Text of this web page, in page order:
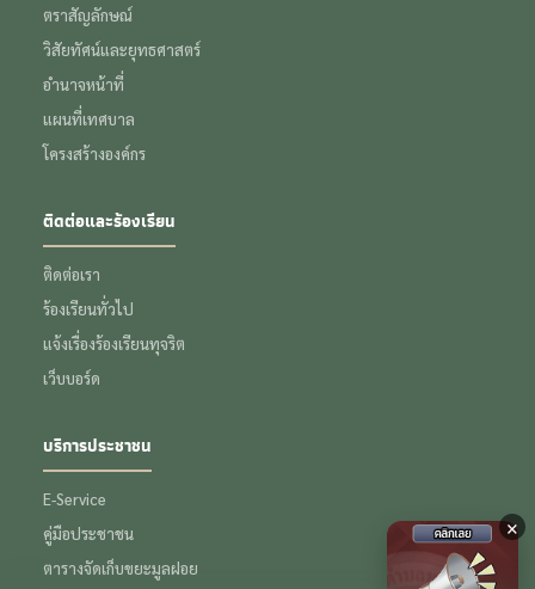
ตราสัญลักษณ์
วิสัยทัศน์และยุทธศาสตร์
อำนาจหน้าที่
แผนที่เทศบาล
โครงสร้างองค์กร
ติดต่อและร้องเรียน
ติดต่อเรา
ร้องเรียนทั่วไป
แจ้งเรื่องร้องเรียนทุจริต
เว็บบอร์ด
บริการประชาชน
E-Service
คู่มือประชาชน
ตารางจัดเก็บขยะมูลฝอย
×